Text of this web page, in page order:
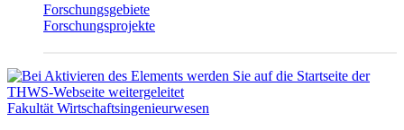
Forschungsgebiete
Forschungsprojekte
Fakultät Wirtschaftsingenieurwesen